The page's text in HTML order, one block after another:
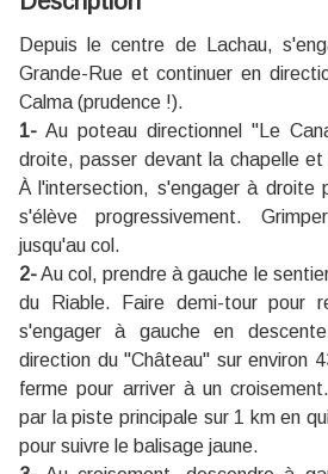
Depuis le centre de Lachau,
Grande-Rue et continuer en
Calma (prudence !).
1- Au poteau directionnel "Le
droite, passer devant la chapelle
À l'intersection, s'engager à droite
s'élève progressivement.
jusqu'au col.
2-Au col, prendre à gauche le
du Riable. Faire demi-tour pour
s'engager à gauche en
direction du "Château" sur environ
ferme pour arriver à un
par la piste principale sur 1 km en
pour suivre le balisage jaune.